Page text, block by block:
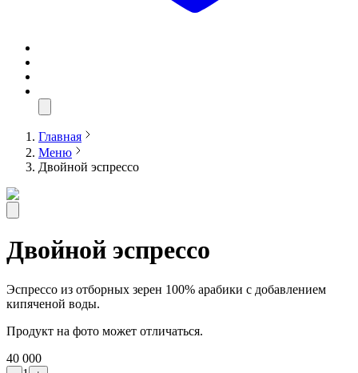
Главная
Меню
Двойной эспрессо
Двойной эспрессо
Эспрессо из отборных зерен 100% арабики с добавлением
кипяченой воды.
Продукт на фото может отличаться.
40 000